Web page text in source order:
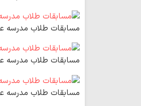
مسابقات طلاب مدرسه
مسابقات طلاب مدرسه
مسابقات طلاب مدرسه